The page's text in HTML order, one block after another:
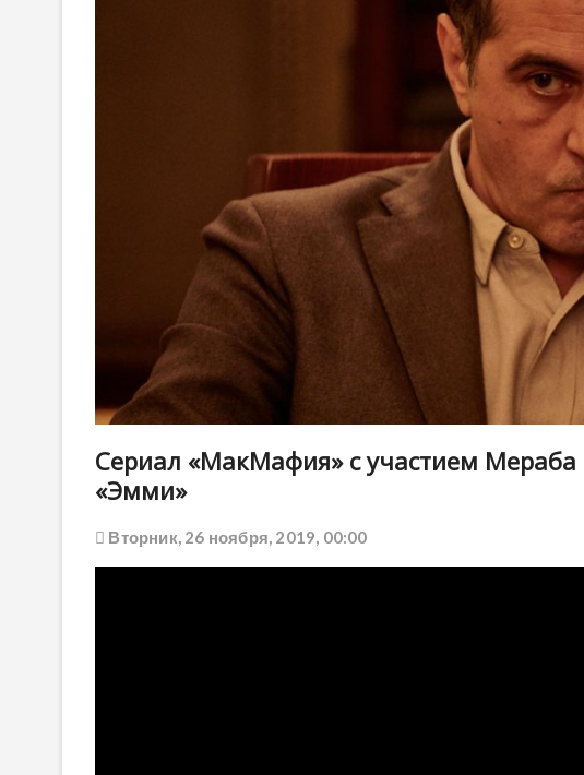
Сериал «МакМафия» с участием
«Эмми»
Вторник, 26 ноября, 2019, 00:00